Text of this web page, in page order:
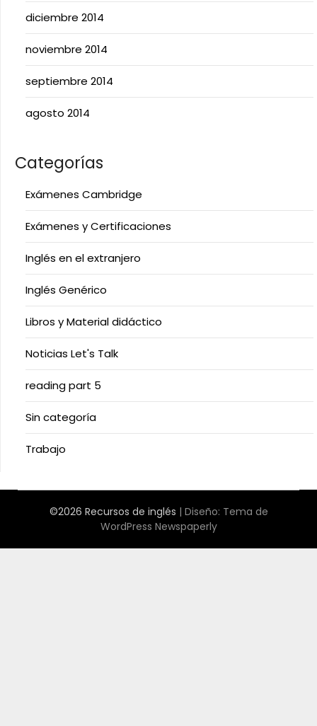
diciembre 2014
noviembre 2014
septiembre 2014
agosto 2014
Categorías
Exámenes Cambridge
Exámenes y Certificaciones
Inglés en el extranjero
Inglés Genérico
Libros y Material didáctico
Noticias Let's Talk
reading part 5
Sin categoría
Trabajo
©2026 Recursos de inglés | Diseño: Tema de
WordPress Newspaperly